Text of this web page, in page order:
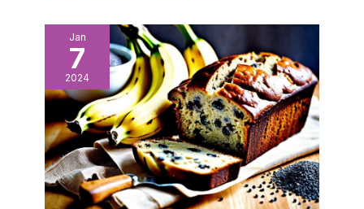
idéal pour votre maison,
bureau, bar, etc. Le
service combiné Bonita
est parfait pour tous les
âges, familles et amis.
Emballage sûr et solide.
Pour chaque problème,
nous offrons des
solutions optimales, il
suffit de nous contacter
par e-mail. Plusieurs
Jan
7
2024